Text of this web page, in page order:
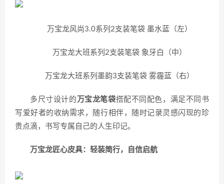
万宝龙风尚3.0系列2支装笔袋 墨水蓝（左）
万宝龙大班系列2支装笔袋 象牙白（中）
万宝龙大班系列墨韵3支装笔袋 雾霾蓝（右）
多尺寸设计的 万宝龙笔袋搭配不同配色，满足不同书
写爱好者的收纳需求，随行相伴，随时记录灵感闪现的珍
贵点滴，书写专属自己的人生印记。
万宝龙匠心皮具：轻装简行，自信启航